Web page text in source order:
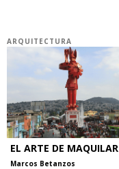
ARQUITECTURA
EL ARTE DE MAQUILAR
Marcos Betanzos